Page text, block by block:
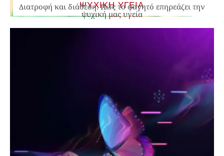
ΨΥΧΙΚΗ ΥΓΕΙΑ
Διατροφή και διάθεση: Πώς το φαγητό επηρεάζει την
ψυχική μας υγεία